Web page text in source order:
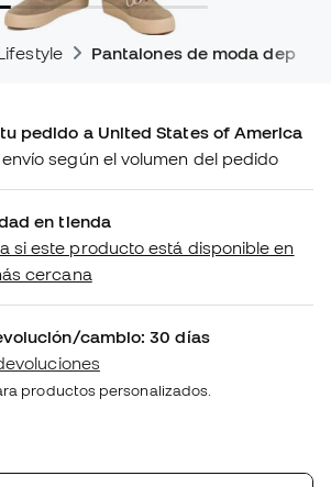
Pantalones de moda
pedido a United States of America
según el volumen del pedido
en tienda
si este producto está disponible en
cercana
cambio: 30 días
productos personalizados.